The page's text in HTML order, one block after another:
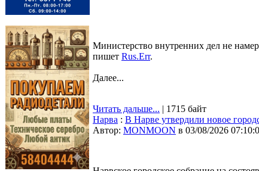
Министерство внутренних дел не
пишет Rus.Err.
Далее...
Читать дальше... | 1715 байт
Нарва : В Нарве утвердили новое
Автор: MONMOON в 03/08/2026